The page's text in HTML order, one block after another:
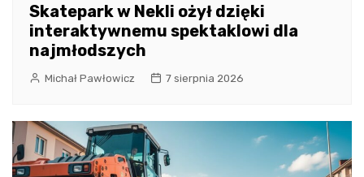
Skatepark w Nekli ożył dzięki
interaktywnemu spektaklowi dla
najmłodszych
Michał Pawłowicz 7 sierpnia 2026